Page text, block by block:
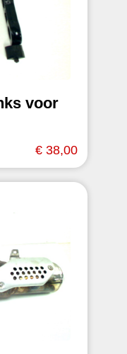
voor
€ 38,00